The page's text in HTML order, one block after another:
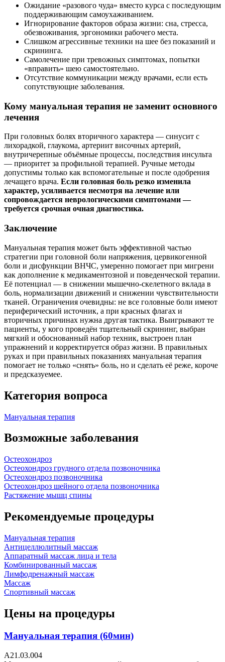
Ожидание «разового чуда» вместо курса с последующим
поддерживающим самоухаживанием.
Игнорирование факторов образа жизни: сна, стресса,
обезвоживания, эргономики рабочего места.
Слишком агрессивные техники на шее без показаний и
скрининга.
Самолечение при тревожных симптомах, попытки
«вправить» шею самостоятельно.
Отсутствие коммуникации между врачами, если есть
сопутствующие заболевания.
Кому мануальная терапия не заменит основного
лечения
При головных болях вторичного характера — синусит с
лихорадкой, глаукома, артериит височных артерий,
внутричерепные объёмные процессы, последствия инсульта
— приоритет за профильной терапией. Ручные методы
допустимы только как вспомогательные и после одобрения
лечащего врача. Если головная боль резко изменила
характер, усиливается несмотря на лечение или
сопровождается неврологическими симптомами —
требуется срочная очная диагностика.
Заключение
Мануальная терапия может быть эффективной частью
стратегии при головной боли напряжения, цервикогенной
боли и дисфункции ВНЧС, умеренно помогает при мигрени
как дополнение к медикаментозной и поведенческой терапии.
Её потенциал — в снижении мышечно‑скелетного вклада в
боль, нормализации движений и снижении чувствительности
тканей. Ограничения очевидны: не все головные боли имеют
периферический источник, а при красных флагах и
вторичных причинах нужна другая тактика. Выигрывают те
пациенты, у кого проведён тщательный скрининг, выбран
мягкий и обоснованный набор техник, выстроен план
упражнений и корректируется образ жизни. В правильных
руках и при правильных показаниях мануальная терапия
помогает не только «снять» боль, но и сделать её реже, короче
и предсказуемее.
Категория вопроса
Мануальная терапия
Возможные заболевания
Остеохондроз
Остеохондроз грудного отдела позвоночника
Остеохондроз позвоночника
Остеохондроз шейного отдела позвоночника
Растяжение мышц спины
Рекомендуемые процедуры
Мануальная терапия
Антицеллюлитный массаж
Аппаратный массаж лица и тела
Комбинированный массаж
Лимфодренажный массаж
Массаж
Спортивный массаж
Цены на процедуры
Мануальная терапия (60мин)
A21.03.004